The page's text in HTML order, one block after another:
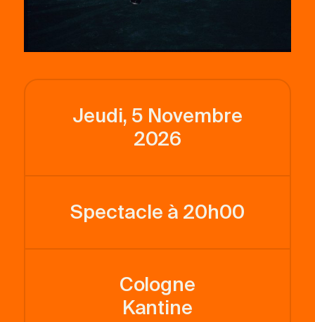
Jeudi, 5 Novembre
2026
Spectacle à 20h00
Cologne
Kantine